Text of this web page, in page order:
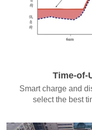
Time-of-
Smart charge and
select the best